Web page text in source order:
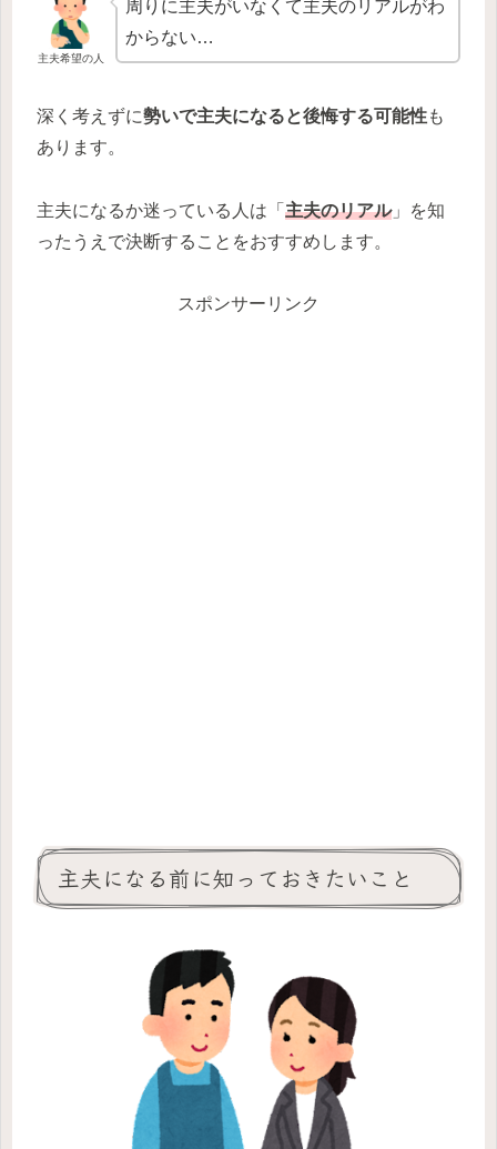
主夫希望の人
周りに主夫がいなくて主夫のリアルがわ
からない…
深く考えずに勢いで主夫になると後悔する可能性も
あります。
主夫になるか迷っている人は「 主夫のリアル」を知
ったうえで決断することをおすすめします。
スポンサーリンク
主夫になる前に知っておきたいこと